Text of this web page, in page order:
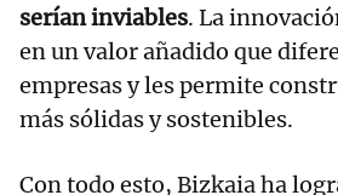
serían inviables. La
en un valor añadido que
empresas y les permite
más sólidas y sostenibles.
Con todo esto, Bizkaia ha